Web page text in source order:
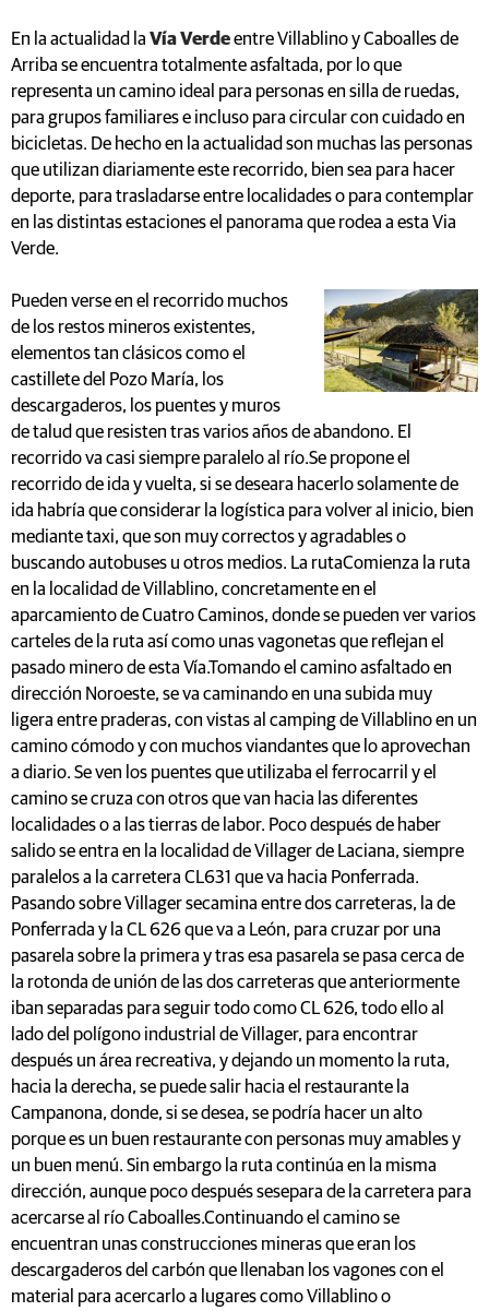
En la actualidad la Vía Verdeentre Villablino y Caboalles de
Arriba se encuentra totalmente asfaltada, por lo que
representa un camino ideal para personas en silla de ruedas,
para grupos familiares e incluso para circular con cuidado en
bicicletas. De hecho en la actualidad son muchas las personas
que utilizan diariamente este recorrido, bien sea para hacer
deporte, para trasladarse entre localidades o para contemplar
en las distintas estaciones el panorama que rodea a esta Via
Verde.
Pueden verse en el recorrido muchos
de los restos mineros existentes,
elementos tan clásicos como el
castillete del Pozo María, los
descargaderos, los puentes y muros
de talud que resisten tras varios años de abandono. El
recorrido va casi siempre paralelo al río.Se propone el
recorrido de ida y vuelta, si se deseara hacerlo solamente de
ida habría que considerar la logística para volver al inicio, bien
mediante taxi, que son muy correctos y agradables o
buscando autobuses u otros medios. La rutaComienza la ruta
en la localidad de Villablino, concretamente en el
aparcamiento de Cuatro Caminos, donde se pueden ver varios
carteles de la ruta así como unas vagonetas que reflejan el
pasado minero de esta Vía.Tomando el camino asfaltado en
dirección Noroeste, se va caminando en una subida muy
ligera entre praderas, con vistas al camping de Villablino en un
camino cómodo y con muchos viandantes que lo aprovechan
a diario. Se ven los puentes que utilizaba el ferrocarril y el
camino se cruza con otros que van hacia las diferentes
localidades o a las tierras de labor. Poco después de haber
salido se entra en la localidad de Villager de Laciana, siempre
paralelos a la carretera CL631 que va hacia Ponferrada.
Pasando sobre Villager secamina entre dos carreteras, la de
Ponferrada y la CL 626 que va a León, para cruzar por una
pasarela sobre la primera y tras esa pasarela se pasa cerca de
la rotonda de unión de las dos carreteras que anteriormente
iban separadas para seguir todo como CL 626, todo ello al
lado del polígono industrial de Villager, para encontrar
después un área recreativa, y dejando un momento la ruta,
hacia la derecha, se puede salir hacia el restaurante la
Campanona, donde, si se desea, se podría hacer un alto
porque es un buen restaurante con personas muy amables y
un buen menú. Sin embargo la ruta continúa en la misma
dirección, aunque poco después sesepara de la carretera para
acercarse al río Caboalles.Continuando el camino se
encuentran unas construcciones mineras que eran los
descargaderos del carbón que llenaban los vagones con el
material para acercarlo a lugares como Villablino o